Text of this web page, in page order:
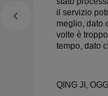
il servizio
meglio, dato
volte è
tempo, dato
Esperienza
gioielli di
QING JI, OGGI